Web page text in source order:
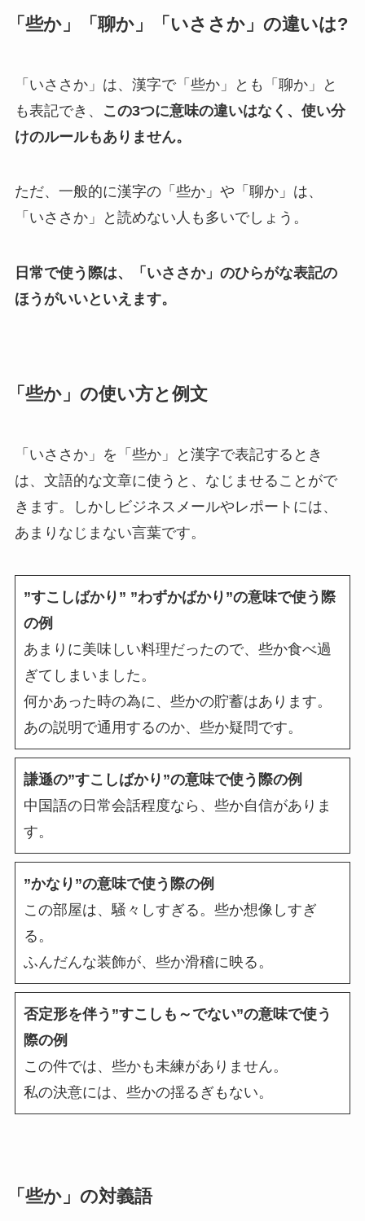
「些か」「聊か」「いささか」の違いは?
「いささか」は、漢字で「些か」とも「聊か」と
も表記でき、
この3つに意味の違いはなく、使い分
けのルールもありません。
ただ、一般的に漢字の「些か」や「聊か」は、
「いささか」と読めない人も多いでしょう。
日常で使う際は、「いささか」のひらがな表記の
ほうがいいといえます。
「些か」の使い方と例文
「いささか」を「些か」と漢字で表記するとき
は、文語的な文章に使うと、なじませることがで
きます。しかしビジネスメールやレポートには、
あまりなじまない言葉です。
”すこしばかり” ”わずかばかり”の意味で使う際
の例
あまりに美味しい料理だったので、些か食べ過
ぎてしまいました。
何かあった時の為に、些かの貯蓄はあります。
あの説明で通用するのか、些か疑問です。
謙遜の”すこしばかり”の意味で使う際の例
中国語の日常会話程度なら、些か自信がありま
す。
”かなり”の意味で使う際の例
この部屋は、騒々しすぎる。些か想像しすぎ
る。
ふんだんな装飾が、些か滑稽に映る。
否定形を伴う”すこしも～でない”の意味で使う
際の例
この件では、些かも未練がありません。
私の決意には、些かの揺るぎもない。
「些か」の対義語